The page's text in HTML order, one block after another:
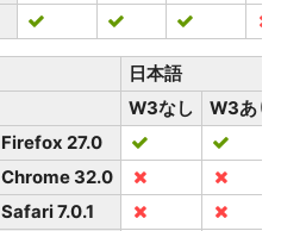
日本語
W3なし
W3あり
Firefox 27.0
Chrome 32.0
Safari 7.0.1